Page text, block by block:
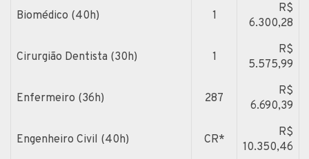
Biomédico (40h) 1
R$
6.300,28
Cirurgião Dentista (30h) 1
R$
5.575,99
Enfermeiro (36h) 287
R$
6.690,39
Engenheiro Civil (40h) CR*
R$
10.350,46